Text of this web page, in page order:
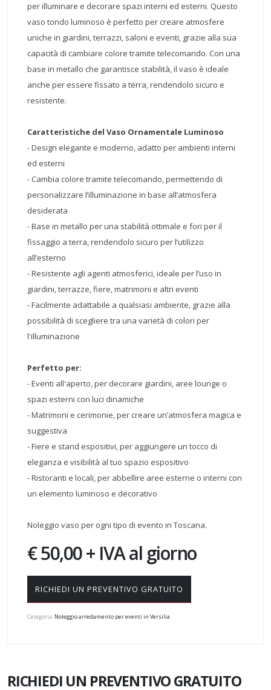
per illuminare e decorare spazi interni ed esterni. Questo
vaso tondo luminoso è perfetto per creare atmosfere
uniche in giardini, terrazzi, saloni e eventi, grazie alla sua
capacità di cambiare colore tramite telecomando. Con una
base in metallo che garantisce stabilità, il vaso è ideale
anche per essere fissato a terra, rendendolo sicuro e
resistente.
Caratteristiche del Vaso Ornamentale Luminoso
- Design elegante e moderno, adatto per ambienti interni
ed esterni
- Cambia colore tramite telecomando, permettendo di
personalizzare l’illuminazione in base all’atmosfera
desiderata
- Base in metallo per una stabilità ottimale e fori per il
fissaggio a terra, rendendolo sicuro per l’utilizzo
all’esterno
- Resistente agli agenti atmosferici, ideale per l’uso in
giardini, terrazze, fiere, matrimoni e altri eventi
- Facilmente adattabile a qualsiasi ambiente, grazie alla
possibilità di scegliere tra una varietà di colori per
l'illuminazione
Perfetto per:
- Eventi all'aperto, per decorare giardini, aree lounge o
spazi esterni con luci dinamiche
- Matrimoni e cerimonie, per creare un’atmosfera magica e
suggestiva
- Fiere e stand espositivi, per aggiungere un tocco di
eleganza e visibilità al tuo spazio espositivo
- Ristoranti e locali, per abbellire aree esterne o interni con
un elemento luminoso e decorativo
Noleggio vaso per ogni tipo di evento in Toscana.
€ 50,00 + IVA al giorno
RICHIEDI UN PREVENTIVO GRATUITO
Categoria: Noleggio arredamento per eventi in Versilia
RICHIEDI UN PREVENTIVO GRATUITO